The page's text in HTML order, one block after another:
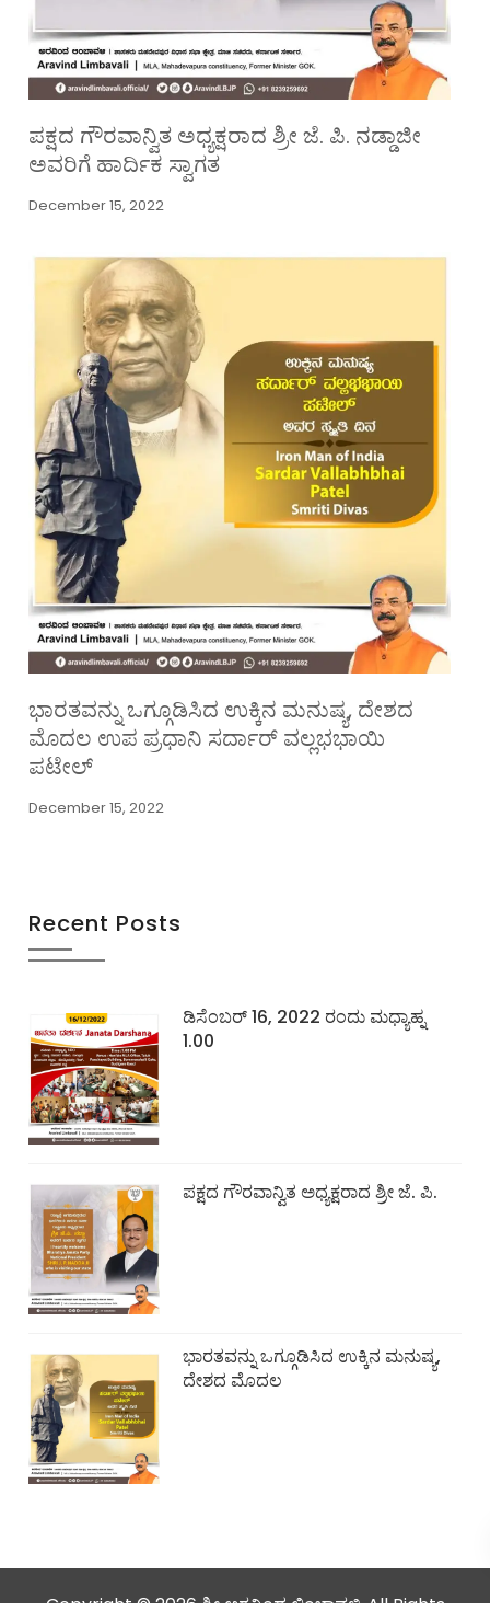
ಪಕ್ಷದ ಗೌರವಾನ್ವಿತ ಅಧ್ಯಕ್ಷರಾದ ಶ್ರೀ ಜೆ. ಪಿ. ನಡ್ಡಾಜೀ
ಅವರಿಗೆ ಹಾರ್ದಿಕ ಸ್ವಾಗತ
December 15, 2022
ಭಾರತವನ್ನು ಒಗ್ಗೂಡಿಸಿದ ಉಕ್ಕಿನ ಮನುಷ್ಯ, ದೇಶದ
ಮೊದಲ ಉಪ ಪ್ರಧಾನಿ ಸರ್ದಾರ್ ವಲ್ಲಭಭಾಯಿ
ಪಟೇಲ್
December 15, 2022
Recent Posts
ಡಿಸೆಂಬರ್ 16, 2022 ರಂದು ಮಧ್ಯಾಹ್ನ
1.00
ಪಕ್ಷದ ಗೌರವಾನ್ವಿತ ಅಧ್ಯಕ್ಷರಾದ ಶ್ರೀ ಜೆ. ಪಿ.
ಭಾರತವನ್ನು ಒಗ್ಗೂಡಿಸಿದ ಉಕ್ಕಿನ ಮನುಷ್ಯ,
ದೇಶದ ಮೊದಲ